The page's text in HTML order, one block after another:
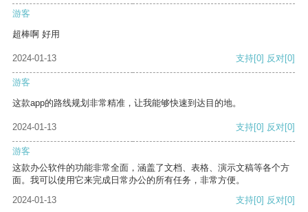
游客
超棒啊 好用
2024-01-13 支持[0] 反对[0]
游客
这款app的路线规划非常精准，让我能够快速到达目的地。
2024-01-13 支持[0] 反对[0]
游客
这款办公软件的功能非常全面，涵盖了文档、表格、演示文稿等各个方
面。我可以使用它来完成日常办公的所有任务，非常方便。
2024-01-13
支持[0] 反对[0]